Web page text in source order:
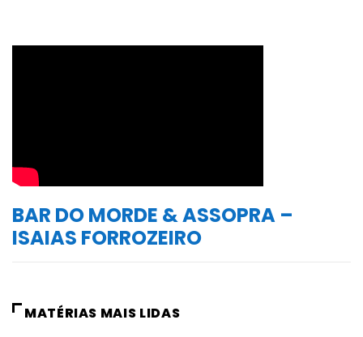
BAR DO MORDE & ASSOPRA –
ISAIAS FORROZEIRO
MATÉRIAS MAIS LIDAS